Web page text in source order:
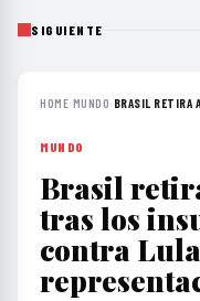
SIGUIENTE
HOME›MUNDO› BRASIL RETIRA
MUNDO
Brasil
tras los
contra